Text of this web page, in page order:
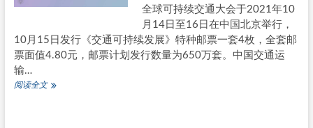
全球可持续交通大会于2021年10
月14日至16日在中国北京举行，
10月15日发行《交通可持续发展》特种邮票一套4枚，全套邮
票面值4.80元，邮票计划发行数量为650万套。中国交通运
输…
阅读全文揭